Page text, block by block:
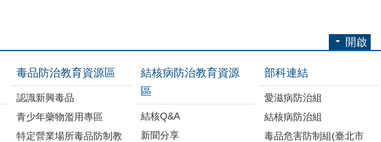
開啟
毒品防治教育資源區
認識新興毒品
青少年藥物濫用專區
特定營業場所毒品防制教
結核病防治教育資源
區
結核Q&A
新聞分享
部科連結
愛滋病防治組
結核病防治組
毒品危害防制組(臺北市